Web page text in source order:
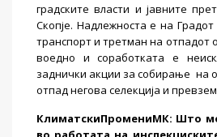
градските власти и јавните
Скопје. Надлежноста е на
транспорт и третман на отпадот
воедно и соработката е
заднички акции за собирање на
отпад негова селекција и
КлиматскиПромениМК: Што